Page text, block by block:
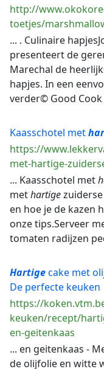
http://
toetjes/
... . Culinaire
presenteert de
Marechal de
hapjes. In een
verder© Good Cook
Kaasschotel met
https://
met-hartige-
... Kaasschotel met
methartige
en hoe je de kazen
onze tips.Serveer
tomaten radijzen
Hartigecake met
De perfecte keuken
https://
keuken/recept/
en-geitenkaas
... en geitenkaas -
de olijfolie en witte